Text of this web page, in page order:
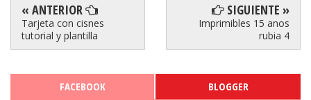
« ANTERIOR
Tarjeta con cisnes
tutorial y plantilla
SIGUIENTE »
Imprimibles 15 anos
rubia 4
FACEBOOK BLOGGER